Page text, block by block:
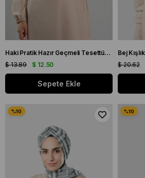
Haki Pratik Hazır Geçmeli Tesettür Bone Kesik Elyaf Sade 2111_09
$ 12.50
$ 13.89
Sepete Ekle
$ 20.62